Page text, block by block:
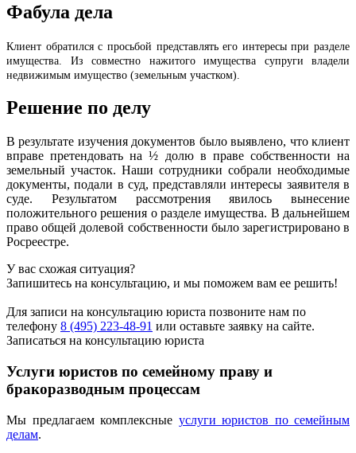
Фабула дела
Клиент обратился с просьбой представлять его интересы при разделе
имущества. Из совместно нажитого имущества супруги владели
недвижимым имущество (земельным участком).
Решение по делу
В результате изучения документов было выявлено, что клиент
вправе претендовать на ½ долю в праве собственности на
земельный участок. Наши сотрудники собрали необходимые
документы, подали в суд, представляли интересы заявителя в
суде. Результатом рассмотрения явилось вынесение
положительного решения о разделе имущества. В дальнейшем
право общей долевой собственности было зарегистрировано в
Росреестре.
У вас схожая ситуация?
Запишитесь на консультацию, и мы поможем вам ее решить!
Для записи на консультацию юриста позвоните нам по
телефону 8 (495) 223-48-91 или оставьте заявку на сайте.
Записаться на консультацию юриста
Услуги юристов по семейному праву и
бракоразводным процессам
Мы предлагаем комплексные услуги юристов по семейным
делам.